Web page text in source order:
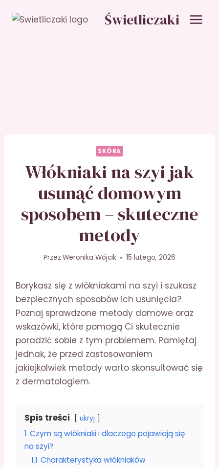
Świetliczaki
SKÓRA
Włókniaki na szyi jak
usunąć domowym
sposobem – skuteczne
metody
Przez Weronika Wójcik 15 lutego, 2026
Borykasz się z włókniakami na szyi i szukasz
bezpiecznych sposobów ich usunięcia?
Poznaj sprawdzone metody domowe oraz
wskazówki, które pomogą Ci skutecznie
poradzić sobie z tym problemem. Pamiętaj
jednak, że przed zastosowaniem
jakiejkolwiek metody warto skonsultować się
z dermatologiem.
Spis treści ukryj
1 Czym są włókniaki i dlaczego pojawiają się
na szyi?
1.1 Charakterystyka włókniaków